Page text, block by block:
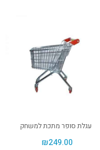
עגלת סופר מתכת למשחק
₪249.00